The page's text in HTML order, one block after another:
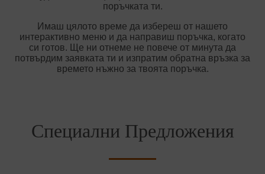
поръчката ти.
Имаш цялото време да избереш от нашето
интерактивно меню и да направиш поръчка, когато
си готов. Ще ни отнеме не повече от минута да
потвърдим заявката ти и изпратим обратна връзка за
времето нъжно за твоята поръчка.
Специални Предложения